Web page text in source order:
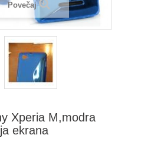
Povečaj
Xperia M,modra
ekrana